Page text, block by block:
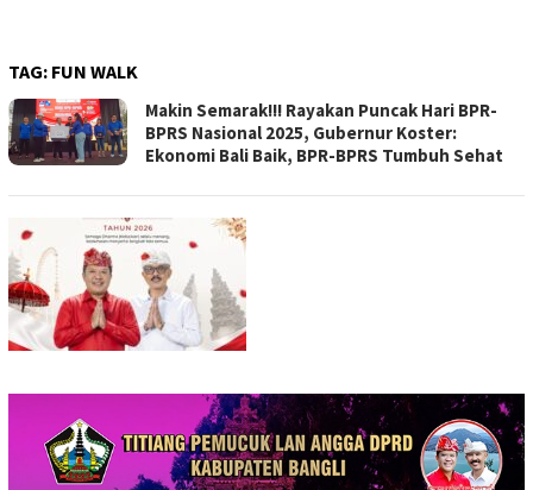
TAG: FUN WALK
Makin Semarak!!! Rayakan Puncak Hari BPR-
BPRS Nasional 2025, Gubernur Koster:
Ekonomi Bali Baik, BPR-BPRS Tumbuh Sehat